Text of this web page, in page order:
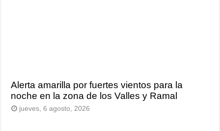
Alerta amarilla por fuertes vientos para la
noche en la zona de los Valles y Ramal
jueves, 6 agosto, 2026